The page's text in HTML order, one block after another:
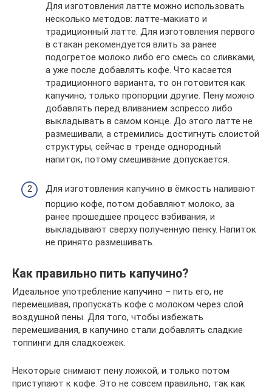
Для изготовления латте можно использовать
несколько методов: латте-макиато и
традиционный латте. Для изготовления первого
в стакан рекомендуется влить за ранее
подогретое молоко либо его смесь со сливками,
а уже после добавлять кофе. Что касается
традиционного варианта, то он готовится как
капучино, только пропорции другие. Пену можно
добавлять перед вливанием эспрессо либо
выкладывать в самом конце. До этого латте не
размешивали, а стремились достигнуть слоистой
структуры, сейчас в тренде однородный
напиток, потому смешивание допускается.
Для изготовления капучино в ёмкость наливают
порцию кофе, потом добавляют молоко, за
ранее прошедшее процесс взбивания, и
выкладывают сверху полученную пенку. Напиток
не принято размешивать.
Как правильно пить капучино?
Идеальное употребление капучино – пить его, не
перемешивая, пропускать кофе с молоком через слой
воздушной пены. Для того, чтобы избежать
перемешивания, в капучино стали добавлять сладкие
топпинги для сладкоежек.
Некоторые снимают пену ложкой, и только потом
приступают к кофе. Это не совсем правильно, так как